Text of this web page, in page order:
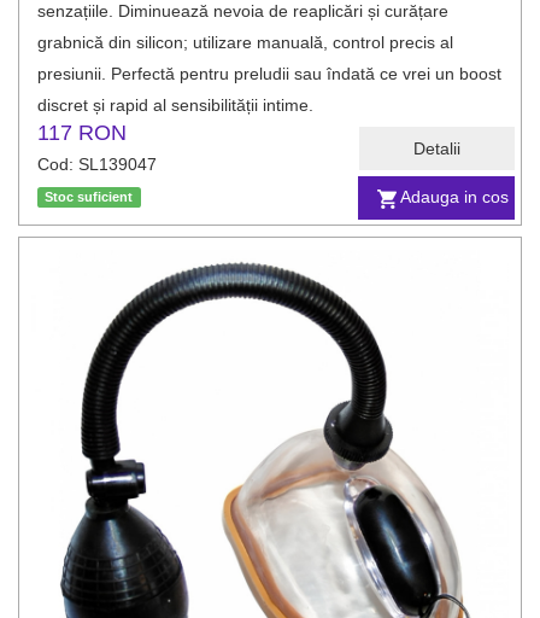
Adauga in cos
Detalii
senzațiile. Diminuează nevoia de reaplicări și curățare
grabnică din silicon; utilizare manuală, control precis al
presiunii. Perfectă pentru preludii sau îndată ce vrei un boost
discret și rapid al sensibilității intime.
117 RON
Cod: SL139047
Stoc suficient